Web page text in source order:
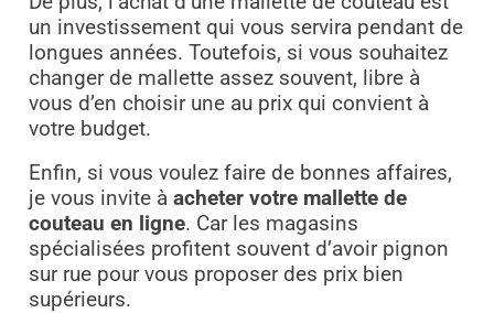
un investissement qui vous servira pendant de
longues années. Toutefois, si vous souhaitez
changer de mallette assez souvent, libre à
vous d’en choisir une au prix qui convient à
votre budget.
Enfin, si vous voulez faire de bonnes affaires,
je vous invite à acheter votre mallette de
couteau en ligne. Car les magasins
spécialisées profitent souvent d’avoir pignon
sur rue pour vous proposer des prix bien
supérieurs.